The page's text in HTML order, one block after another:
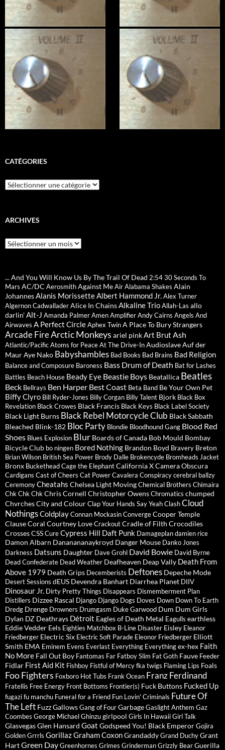
CATÉGORIES
Catégories
ARCHIVES
Archives
... And You Will Know Us By The Trail Of Dead 2:5430 Seconds To
Mars AC/DC AerosmithAgainst MeAirAlabama Shakes Alain
JohannesAlanis MorissetteAlbert Hammond Jr.Alex Turner
Algernon CadwalladerAlice In ChainsAlkaline TrioAllah-Las allo
darlin'Alt-J Amanda PalmerAmenAmplifierAndy Cairns Angels And
Airwaves A Perfect CircleAphex TwinA Place To Bury Strangers
Arcade FireArctic Monkeys ariel pinkArt Brut Ash
Atlantic/PacificAtoms for PeaceAt The Drive-InAudioslaveAuf der
MaurAye Nako Babyshambles Bad Books Bad Brains Bad Religion
Balance and Composure Baroness Bass Drum of Death Bat for Lashes
Battles Beach House Beady Eye Beastie Boys Beatallica Beatles
Beck Bellrays Ben Harper Best Coast Beta Band Be Your Own Pet
Biffy Clyro Bill Ryder-Jones Billy Corgan Billy Talent Bjork Black Box
Revelation Black Crowes Black Francis Black Keys Black Label Society
Black Light Burns Black Rebel Motorcycle Club Black Sabbath
Bleached Blink-182 Bloc Party Blondie Bloodhound Gang Blood Red
Shoes Blues Explosion Blur Boards of Canada Bob Mould Bombay
Bicycle Club bo ningen Bored Nothing Brandon Boyd Bravery Breton
Brian Wilson British Sea Power Brody Dalle Brokencyde Bromheads Jacket
Bronx BucketheadCage the ElephantCalifornia XCamera Obscura
Cardigans Cast of Cheers Cat PowerCavalera Conspiracycerebral ballzy
CeremonyCheatahs Chelsea Light MovingChemical Brothers Chimaira
Chk Chk ChkChris Cornell Christopher OwensChromatics chumped
ChvrchesCity and ColourClap Your Hands Say YeahClashCloud
NothingsColdplayConnan MockasinConvergeCooper Temple
ClauseCoral Courtney LoveCrackoutCradle of Filth Crocodiles
CrossesCSSCureCypress Hill Daft Punk Damageplandamien rice
Damon Albarn Dananananaykroyd Danger Mouse Danko Jones
Darkness Datsuns Daughter Dave Grohl David Bowie David Byrne
Dead Confederate Dead Weather Deafheaven Deap Vally Death From
Above 1979 Death Grips Decemberists Deftones Depeche Mode
Desert Sessions dEUS Devendra Banhart Diarrhea Planet DIIV
Dinosaur Jr. Dirty Pretty Things Disappears Dismemberment Plan
Distillers Dizzee Rascal Django Django Dogs Doves Down Down To Earth
Dredg Drenge Drowners Drumgasm Duke Garwood Dum Dum Girls
Dylan DZ Deathrays Détroit Eagles of Death Metal Eagulls earthless
Eddie Vedder Eels Eighties Matchbox B-Line Disaster Eisley Eleanor
Friedberger Electric Six Electric Soft Parade Eleonor Friedberger Elliott
Smith EMA Eminem Evens Everlast Everything Everythingex-hex Faith
No More Fall Out Boy Fantomas Far Fatboy Slim Fat Goth Fauve Feeder
Fidlar First Aid Kit Fishboy Fistful of Mercyfka twigs Flaming Lips Foals
Foo Fighters Foxboro Hot Tubs Frank Ocean Franz Ferdinand
Fratellis Free Energy Front Bottoms Frontier(s) Fuck Buttons Fucked Up
fugazifu manchu Funeral for a Friend Fun Lovin' Criminals Future Of
The Left FuzzGallowsGang of FourGarbageGaslight Anthem Gaz
Coombes George MichaelGhinzugirlpool Girls In HawaiiGirl Talk
GlasvegasGlen Hansard Goat Godspeed You! Black EmperorGojira
Golden Grrrls GorillazGraham CoxonGrandaddyGrand DuchyGrant
HartGreen DayGreenhornes Grimes GrindermanGrizzly BearGuerilla